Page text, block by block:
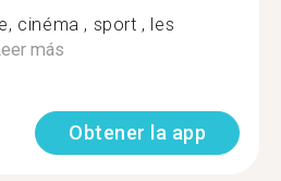
cinéma , sport , les
más
Obtener la app